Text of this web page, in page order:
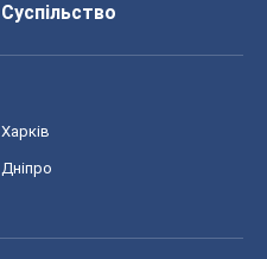
Суспільство
Харків
Дніпро